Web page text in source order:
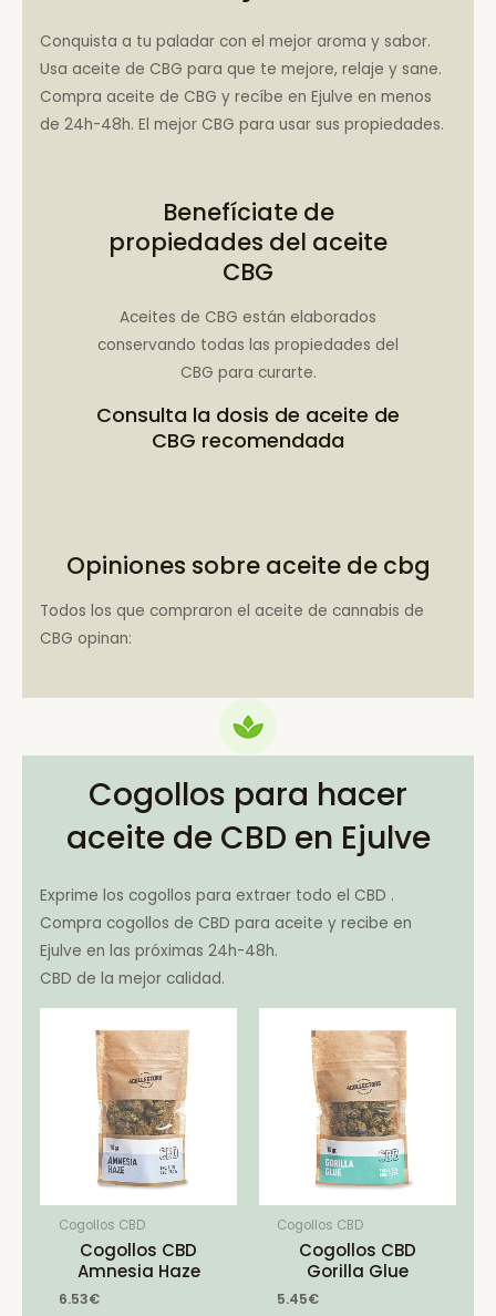
Conquista a tu paladar con el mejor aroma y sabor.
Usa aceite de CBG para que te mejore, relaje y sane.
Compra aceite de CBG y recíbe en Ejulve en menos
de 24h-48h. El mejor CBG para usar sus propiedades.
Benefíciate de
propiedades del aceite
CBG
Aceites de CBG están elaborados
conservando todas las propiedades del
CBG para curarte.
Consulta la dosis de aceite de
CBG recomendada
Opiniones sobre aceite de cbg
Todos los que compraron el aceite de cannabis de
CBG opinan:
Cogollos para hacer
aceite de CBD en Ejulve
Exprime los cogollos para extraer todo el CBD .
Compra cogollos de CBD para aceite y recibe en
Ejulve en las próximas 24h-48h.
CBD de la mejor calidad.
Cogollos CBD
Cogollos CBD
Amnesia Haze
6.53€
Cogollos CBD
Cogollos CBD
Gorilla Glue
5.45€